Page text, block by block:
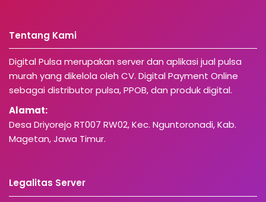
Tentang Kami
Digital Pulsa merupakan server dan aplikasi jual pulsa
murah yang dikelola oleh CV. Digital Payment Online
sebagai distributor pulsa, PPOB, dan produk digital.
Alamat:
Desa Driyorejo RT007 RW02, Kec. Nguntoronadi, Kab.
Magetan, Jawa Timur.
Legalitas Server